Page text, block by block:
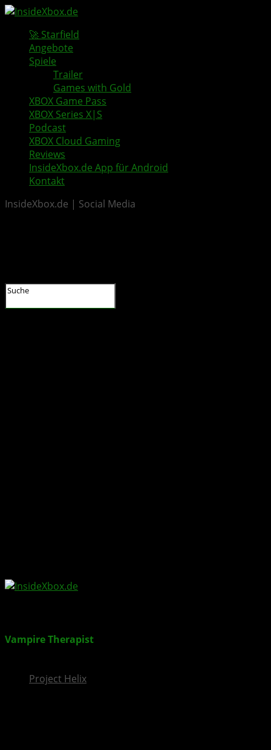
🚀 Starfield
Angebote
Spiele
Trailer
Games with Gold
XBOX Game Pass
XBOX Series X|S
Podcast
XBOX Cloud Gaming
Reviews
InsideXbox.de App für Android
Kontakt
InsideXbox.de | Social Media
Vampire Therapist
Project Helix